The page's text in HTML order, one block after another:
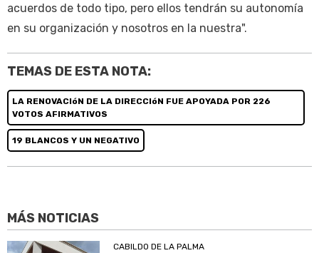
acuerdos de todo tipo, pero ellos tendrán su autonomía
en su organización y nosotros en la nuestra".
TEMAS DE ESTA NOTA:
LA RENOVACIóN DE LA DIRECCIóN FUE APOYADA POR 226
VOTOS AFIRMATIVOS
19 BLANCOS Y UN NEGATIVO
MÁS NOTICIAS
CABILDO DE LA PALMA